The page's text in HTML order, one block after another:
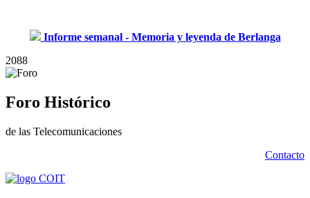
Informe semanal - Memoria y leyenda de Berlanga
2088
Foro Histórico
de las Telecomunicaciones
Contacto